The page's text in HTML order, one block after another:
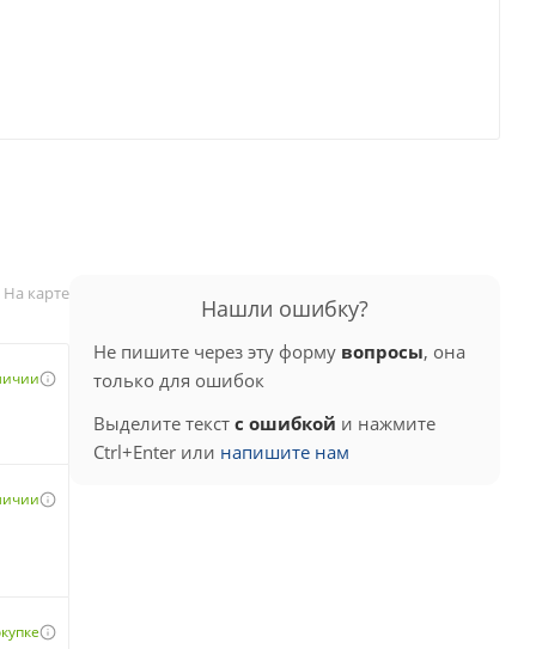
На карте
Нашли ошибку?
Не пишите через эту форму вопросы, она
только для ошибок
Выделите текст с ошибкой и нажмите
Ctrl+Enter или напишите нам